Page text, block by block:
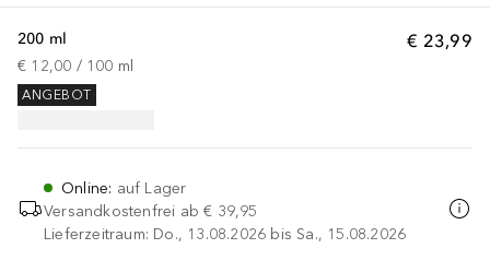
€ 23,99
200 ml
€ 12,00 / 100 ml
ANGEBOT
Online: auf Lager
Versandkostenfrei ab € 39,95
Lieferzeitraum: Do., 13.08.2026 bis Sa., 15.08.2026